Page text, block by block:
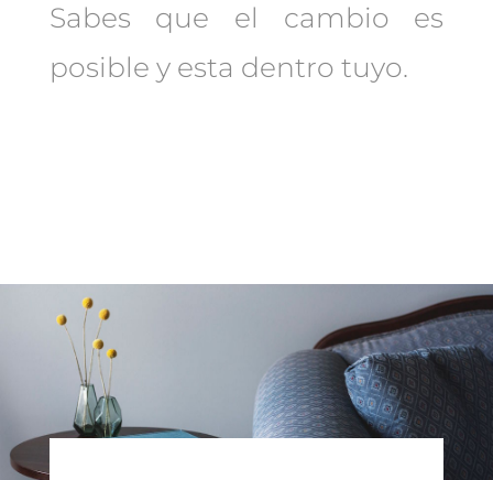
Sabes que el cambio es
posible y esta dentro tuyo.